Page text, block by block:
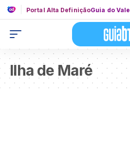
Portal Alta DefiniçãoGuia do Vale
llha de Maré